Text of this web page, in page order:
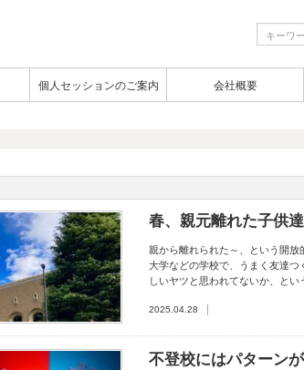
個人セッションのご案内 会社概要
春、親元離れた子供
親から離れられた～、という開
大学などの学校で、うまく友達つ
しいヤツと思われてないか、とい
2025.04.28
不登校にはパターン